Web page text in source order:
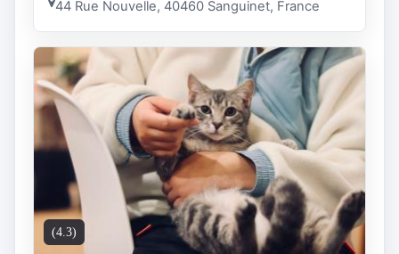
44 Rue Nouvelle, 40460 Sanguinet, France
(4.3)